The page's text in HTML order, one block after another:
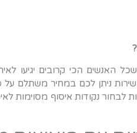
האנשים הכי קרובים יגיעו
השירות ניתן לכם במחיר משתלם
נקודות איסוף מסוימות